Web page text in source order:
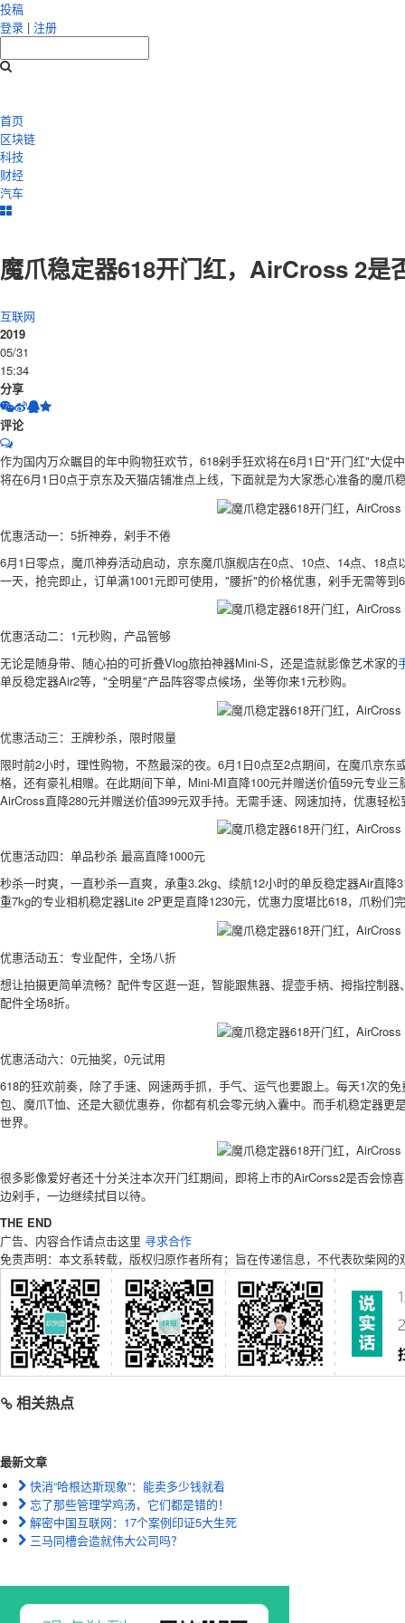
投稿
登录 | 注册
首页
区块链
科技
财经
汽车
魔爪稳定器618开门红，AirCross 2是
互联网
2019
05/31
15:34
分享
评论
作为国内万众瞩目的年中购物狂欢节，618剁手狂欢将在6月1日"开门红"大促
将在6月1日0点于京东及天猫店铺准点上线，下面就是为大家悉心准备的魔爪
优惠活动一：5折神券，剁手不倦
6月1日零点，魔爪神券活动启动，京东魔爪旗舰店在0点、10点、14点、18
一天，抢完即止，订单满1001元即可使用，"腰折"的价格优惠，剁手无需等到
优惠活动二：1元秒购，产品管够
无论是随身带、随心拍的可折叠Vlog旅拍神器Mini-S，还是造就影像艺术家的
单反稳定器Air2等，"全明星"产品阵容零点候场，坐等你来1元秒购。
优惠活动三：王牌秒杀，限时限量
限时前2小时，理性购物，不熬最深的夜。6月1日0点至2点期间，在魔爪京
格，还有豪礼相赠。在此期间下单，Mini-MI直降100元并赠送价值59元专业
AirCross直降280元并赠送价值399元双手持。无需手速、网速加持，优惠轻松
优惠活动四：单品秒杀 最高直降1000元
秒杀一时爽，一直秒杀一直爽，承重3.2kg、续航12小时的单反稳定器Air直
重7kg的专业相机稳定器Lite 2P更是直降1230元，优惠力度堪比618，爪粉们
优惠活动五：专业配件，全场八折
想让拍摄更简单流畅？配件专区逛一逛，智能跟焦器、提壶手柄、拇指控制
配件全场8折。
优惠活动六：0元抽奖，0元试用
618的狂欢前奏，除了手速、网速两手抓，手气、运气也要跟上。每天1次的
包、魔爪T恤、还是大额优惠券，你都有机会零元纳入囊中。而手机稳定器更
世界。
很多影像爱好者还十分关注本次开门红期间，即将上市的AirCorss2是否会惊
边剁手，一边继续拭目以待。
THE END
广告、内容合作请点击这里 寻求合作
免责声明：本文系转载，版权归原作者所有；旨在传递信息，不代表砍柴网的
相关热点
最新文章
快消“哈根达斯现象”：能卖多少钱就看
忘了那些管理学鸡汤，它们都是错的！
解密中国互联网：17个案例印证5大生死
三马同槽会造就伟大公司吗？